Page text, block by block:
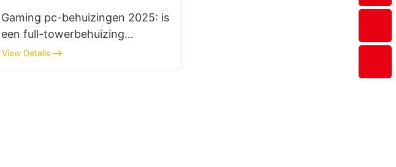
Gaming pc-behuizingen 2025: is
een full-towerbehuizing
noodzakelijk voor jouw pc-
systeem?
View Details